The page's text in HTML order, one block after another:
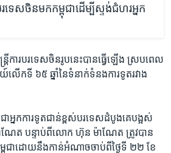
បរទេសចិនមកកម្ពុជាដើម្បីស្ទង់ជំហរអ្នក
រី​ការបរទេស​ចិន​រូប​នេះ​បាន​ធ្វើ​ឡើង ស្រប​ពេល​
យ៍​លើក​ទី ៦៥ ឆ្នាំ​នៃ​ទំនាក់​ទំនង​ការទូត​រវាង​
អ្នក​ការទូត​ជាន់​ខ្ពស់​បរទេស​ដំបូង​គេ​បង្អស់​
ត បន្ទាប់ពី​លោក ហ៊ុន ម៉ាណែត ត្រូវ​បាន​
ម្ពុជា​ដោយ​នឹង​កាន់​អំណាច​ចាប់ពី​ថ្ងៃ​ទី ២២ ខែ​